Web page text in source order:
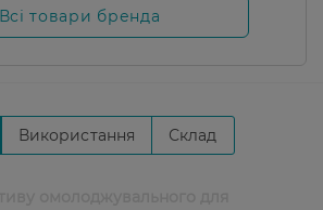
Всі товари бренда
Використання Склад